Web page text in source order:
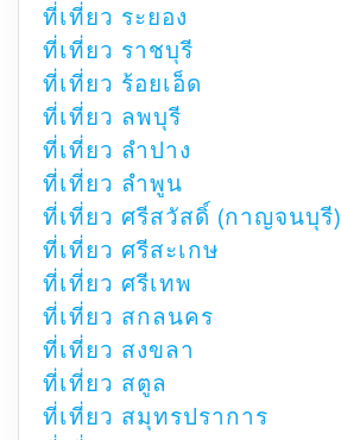
ที่เที่ยว ระยอง
ที่เที่ยว ราชบุรี
ที่เที่ยว ร้อยเอ็ด
ที่เที่ยว ลพบุรี
ที่เที่ยว ลำปาง
ที่เที่ยว ลำพูน
ที่เที่ยว ศรีสวัสดิ์ (กาญจนบุรี)
ที่เที่ยว ศรีสะเกษ
ที่เที่ยว ศรีเทพ
ที่เที่ยว สกลนคร
ที่เที่ยว สงขลา
ที่เที่ยว สตูล
ที่เที่ยว สมุทรปราการ